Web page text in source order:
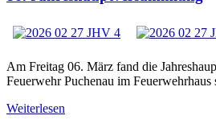
Am Freitag 06. März fand die
Feuerwehr Puchenau im Feuerwehrhaus
Weiterlesen